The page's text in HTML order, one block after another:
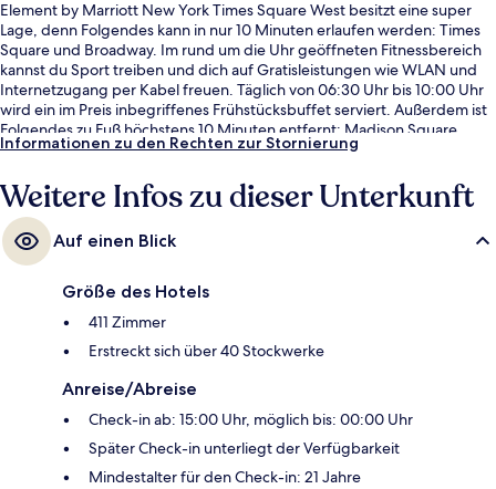
Element by Marriott New York Times Square West besitzt eine super
Lage, denn Folgendes kann in nur 10 Minuten erlaufen werden: Times
Square und Broadway. Im rund um die Uhr geöffneten Fitnessbereich
kannst du Sport treiben und dich auf Gratisleistungen wie WLAN und
Internetzugang per Kabel freuen. Täglich von 06:30 Uhr bis 10:00 Uhr
wird ein im Preis inbegriffenes Frühstücksbuffet serviert. Außerdem ist
Folgendes zu Fuß höchstens 10 Minuten entfernt: Madison Square
Garden und Bryant Park. Andere Reisende schätzen die zentrale Lage
Verkehrsmitteln: Die U-Bahn-Station 42nd St. - Port Authority Bus
Terminal ist nur wenige Schritte und die U-Bahn-Station Times Sq. -
42nd St. ist 6 Gehminuten entfernt.
Informationen zu den Rechten zur Stornierung
Weitere Infos zu dieser Unterkunft
Auf einen Blick
Größe des Hotels
411 Zimmer
Erstreckt sich über 40 Stockwerke
Anreise/Abreise
Check-in ab: 15:00 Uhr, möglich bis: 00:00 Uhr
Später Check-in unterliegt der Verfügbarkeit
Mindestalter für den Check-in: 21 Jahre